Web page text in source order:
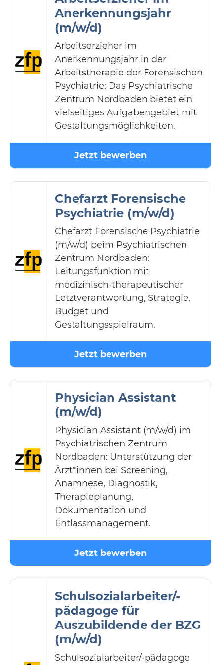
Anerkennungsjahr
(m/w/d)
Arbeitserzieher im
Anerkennungsjahr in der
Arbeitstherapie der Forensischen
Psychiatrie: Das Psychiatrische
Zentrum Nordbaden bietet ein
vielseitiges Aufgabengebiet mit
Gestaltungsmöglichkeiten.
Jetzt bewerben
Chefarzt Forensische
Psychiatrie (m/w/d)
Chefarzt Forensische Psychiatrie
(m/w/d) beim Psychiatrischen
Zentrum Nordbaden:
Leitungsfunktion mit
medizinisch-therapeutischer
Letztverantwortung, Strategie,
Budget und
Gestaltungsspielraum.
Jetzt bewerben
Physician Assistant
(m/w/d)
Physician Assistant (m/w/d) im
Psychiatrischen Zentrum
Nordbaden: Unterstützung der
Ärzt*innen bei Screening,
Anamnese, Diagnostik,
Therapieplanung,
Dokumentation und
Entlassmanagement.
Jetzt bewerben
Schulsozialarbeiter/-
pädagoge für
Auszubildende der BZG
(m/w/d)
Schulsozialarbeiter/-pädagoge